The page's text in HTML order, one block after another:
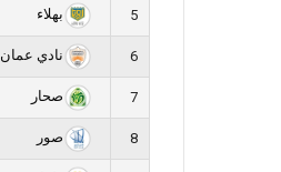
5 بهلاء
6 نادي عمان
7 صحار
8 صور